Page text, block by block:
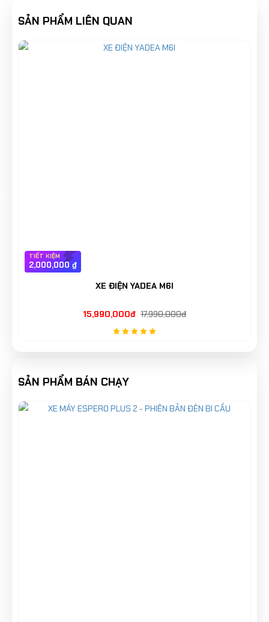
đại mà còn ghi điểm bởi khả năng vận hành ổn định, tiết kiệm
sinh viên và nhân viên văn phòng.
SẢN PHẨM LIÊN QUAN
TIẾT KIỆM
2,000,000 ₫
XE ĐIỆN YADEA M6I
15,990,000đ 17,990,000đ
SẢN PHẨM BÁN CHẠY